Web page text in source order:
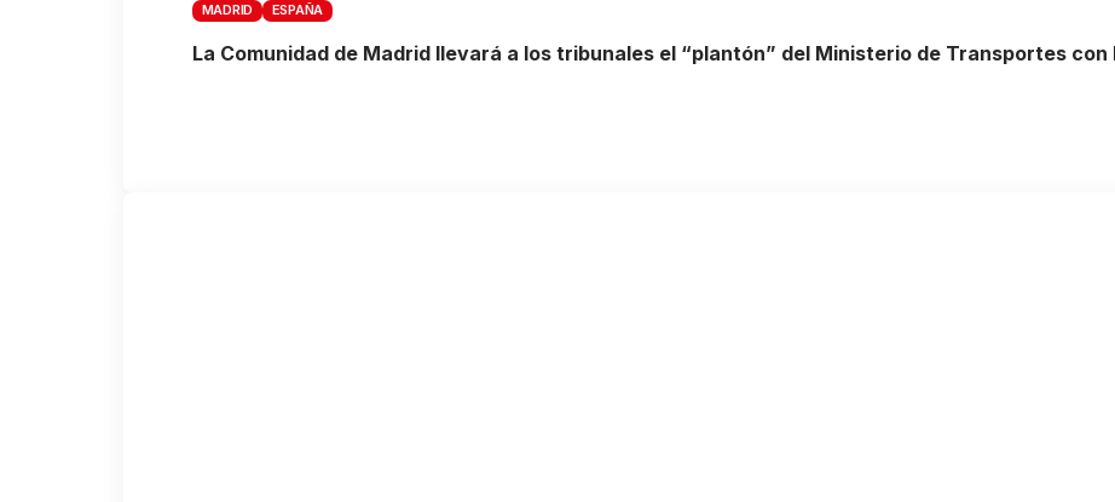
MADRID ESPAÑA
La Comunidad de Madrid llevará a los tribunales el “plantón” del Ministerio de Transportes